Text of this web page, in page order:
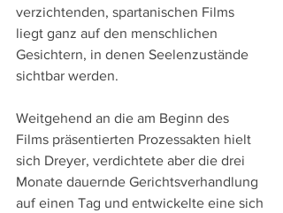
verzichtenden, spartanischen Films
liegt ganz auf den menschlichen
Gesichtern, in denen Seelenzustände
sichtbar werden.
Weitgehend an die am Beginn des
Films präsentierten Prozessakten hielt
sich Dreyer, verdichtete aber die drei
Monate dauernde Gerichtsverhandlung
auf einen Tag und entwickelte eine sich